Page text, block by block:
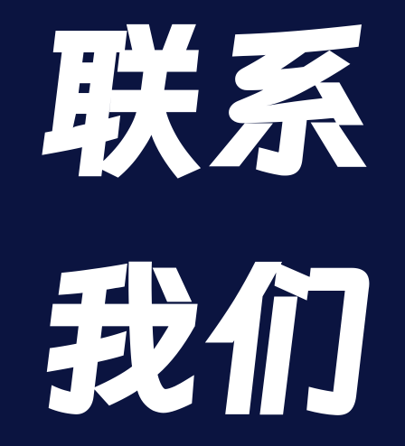
联系
我们